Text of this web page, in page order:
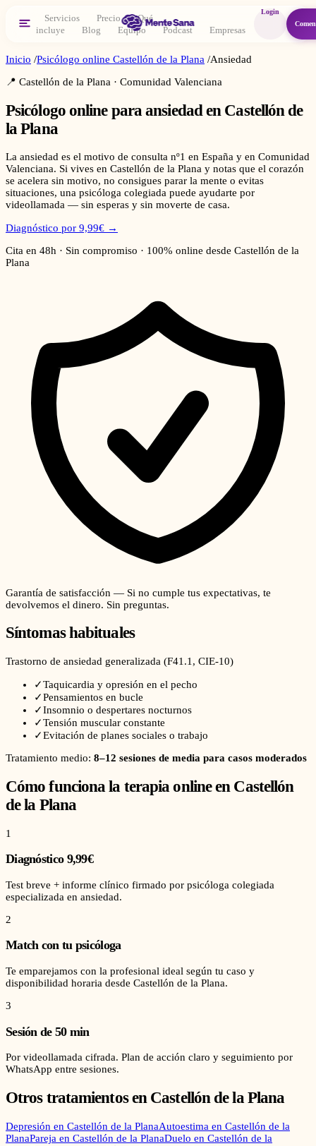
Servicios Precio
Qué
incluye
Blog Equipo Podcast Empresas
Login
Inicio /Psicólogo online Castellón de la Plana /Ansiedad
📍 Castellón de la Plana · Comunidad Valenciana
Psicólogo online paraansiedaden Castellón de
la Plana
La ansiedad es el motivo de consulta nº1 en España y en Comunidad
Valenciana. Si vives en Castellón de la Plana y notas que el corazón
se acelera sin motivo, no consigues parar la mente o evitas
situaciones, una psicóloga colegiada puede ayudarte por
videollamada — sin esperas y sin moverte de casa.
Diagnóstico por 9,99€ →
Cita en 48h · Sin compromiso · 100% online desde Castellón de la
Plana
Garantía de satisfacción — Si no cumple tus expectativas, te
devolvemos el dinero. Sin preguntas.
Síntomas habituales
Trastorno de ansiedad generalizada (F41.1 , CIE-10)
✓Taquicardia y opresión en el pecho
✓Pensamientos en bucle
✓Insomnio o despertares nocturnos
✓Tensión muscular constante
✓Evitación de planes sociales o trabajo
Tratamiento medio: 8–12 sesiones de media para casos moderados
Cómo funciona la terapia online en Castellón
de la Plana
1
Diagnóstico 9,99€
Test breve + informe clínico firmado por psicóloga colegiada
especializada en ansiedad.
2
Match con tu psicóloga
Te emparejamos con la profesional ideal según tu caso y
disponibilidad horaria desde Castellón de la Plana.
3
Sesión de 50 min
Por videollamada cifrada. Plan de acción claro y seguimiento por
WhatsApp entre sesiones.
Otros tratamientos en Castellón de la Plana
Depresión en Castellón de la PlanaAutoestima en Castellón de la
PlanaPareja en Castellón de la PlanaDuelo en Castellón de la